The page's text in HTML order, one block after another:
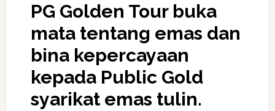
PG Golden Tour buka
mata tentang emas dan
bina kepercayaan
kepada Public Gold
syarikat emas tulin.